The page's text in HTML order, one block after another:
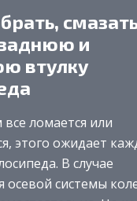
и
втулку
ломается или
этого ожидает
В случае
осевой системы